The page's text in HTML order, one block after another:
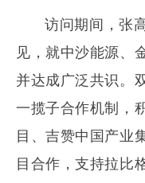
访问期间，张
见，就中沙能源、
并达成广泛共识。
一揽子合作机制，
目、吉赞中国产业
目合作，支持拉比